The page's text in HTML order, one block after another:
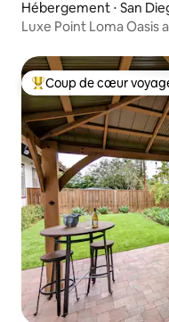
Hébergement ⋅ San
Luxe Point Loma Oasis
Coups de cœur
Coup de cœur